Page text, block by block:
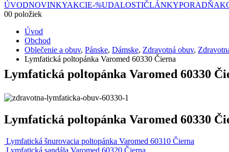
ÚVODNOVINKYAKCIE-%UDALOSTIČLÁNKYPORADŇA
00 položiek
Úvod
Obchod
Oblečenie a obuv, Pánske, Dámske, Zdravotná obuv,
Lymfatická poltopánka Varomed 60330 Čierna
Lymfatická poltopánka Varomed 60330
Lymfatická poltopánka Varomed 60330
Lymfatická šnurovacia poltopánka Varomed 60310 Čierna
Lymfatická sandála Varomed 60320 Čierna